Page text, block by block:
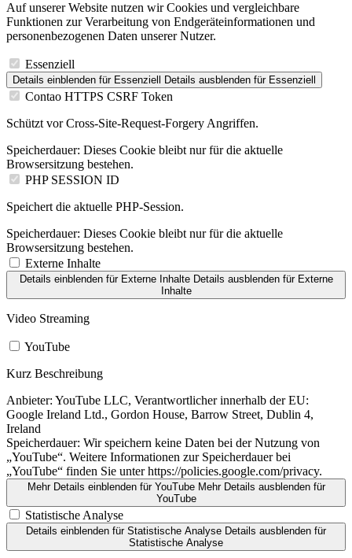
Auf unserer Website nutzen wir Cookies und vergleichbare
Funktionen zur Verarbeitung von Endgeräteinformationen und
personenbezogenen Daten unserer Nutzer.
Essenziell
Details einblenden für Essenziell Details ausblenden für Essenziell
Contao HTTPS CSRF Token
Schützt vor Cross-Site-Request-Forgery Angriffen.
Speicherdauer: Dieses Cookie bleibt nur für die aktuelle
Browsersitzung bestehen.
PHP SESSION ID
Speichert die aktuelle PHP-Session.
Speicherdauer: Dieses Cookie bleibt nur für die aktuelle
Browsersitzung bestehen.
Externe Inhalte
Details einblendenfür Externe Inhalte Details ausblendenfür Externe
Inhalte
Video Streaming
YouTube
Kurz Beschreibung
Anbieter: YouTube LLC, Verantwortlicher innerhalb der EU:
Google Ireland Ltd., Gordon House, Barrow Street, Dublin 4,
Ireland
Speicherdauer: Wir speichern keine Daten bei der Nutzung von
„YouTube“. Weitere Informationen zur Speicherdauer bei
„YouTube“ finden Sie unter https://policies.google.com/privacy.
Mehr Details einblendenfür YouTube Mehr Details ausblendenfür
YouTube
Statistische Analyse
Details einblenden für Statistische Analyse Details ausblenden für
Statistische Analyse